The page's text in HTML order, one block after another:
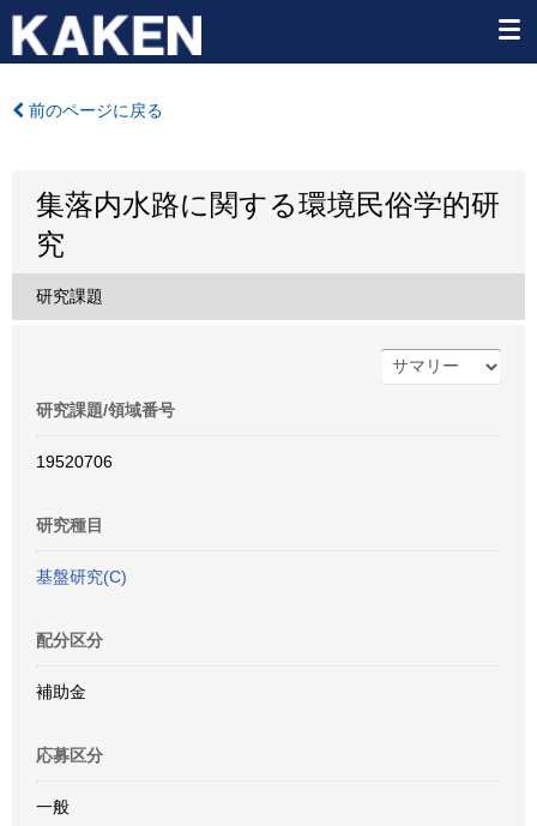
前のページに戻る
集落内水路に関する環境民俗学的研
究
研究課題
研究課題/領域番号
19520706
研究種目
基盤研究(C)
配分区分
補助金
応募区分
一般